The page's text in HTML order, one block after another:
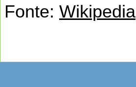
Fonte: Wikipedia